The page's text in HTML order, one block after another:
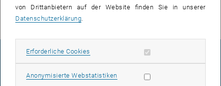
frühere Lehrveranstaltungen
von Drittanbietern auf der Website finden Sie in unserer
Datenschutzerklärung.
Erforderliche Cookies Erforderliche Cookies zulassen
Anonymisierte WebstatistikenStatistik Cookies zulassen